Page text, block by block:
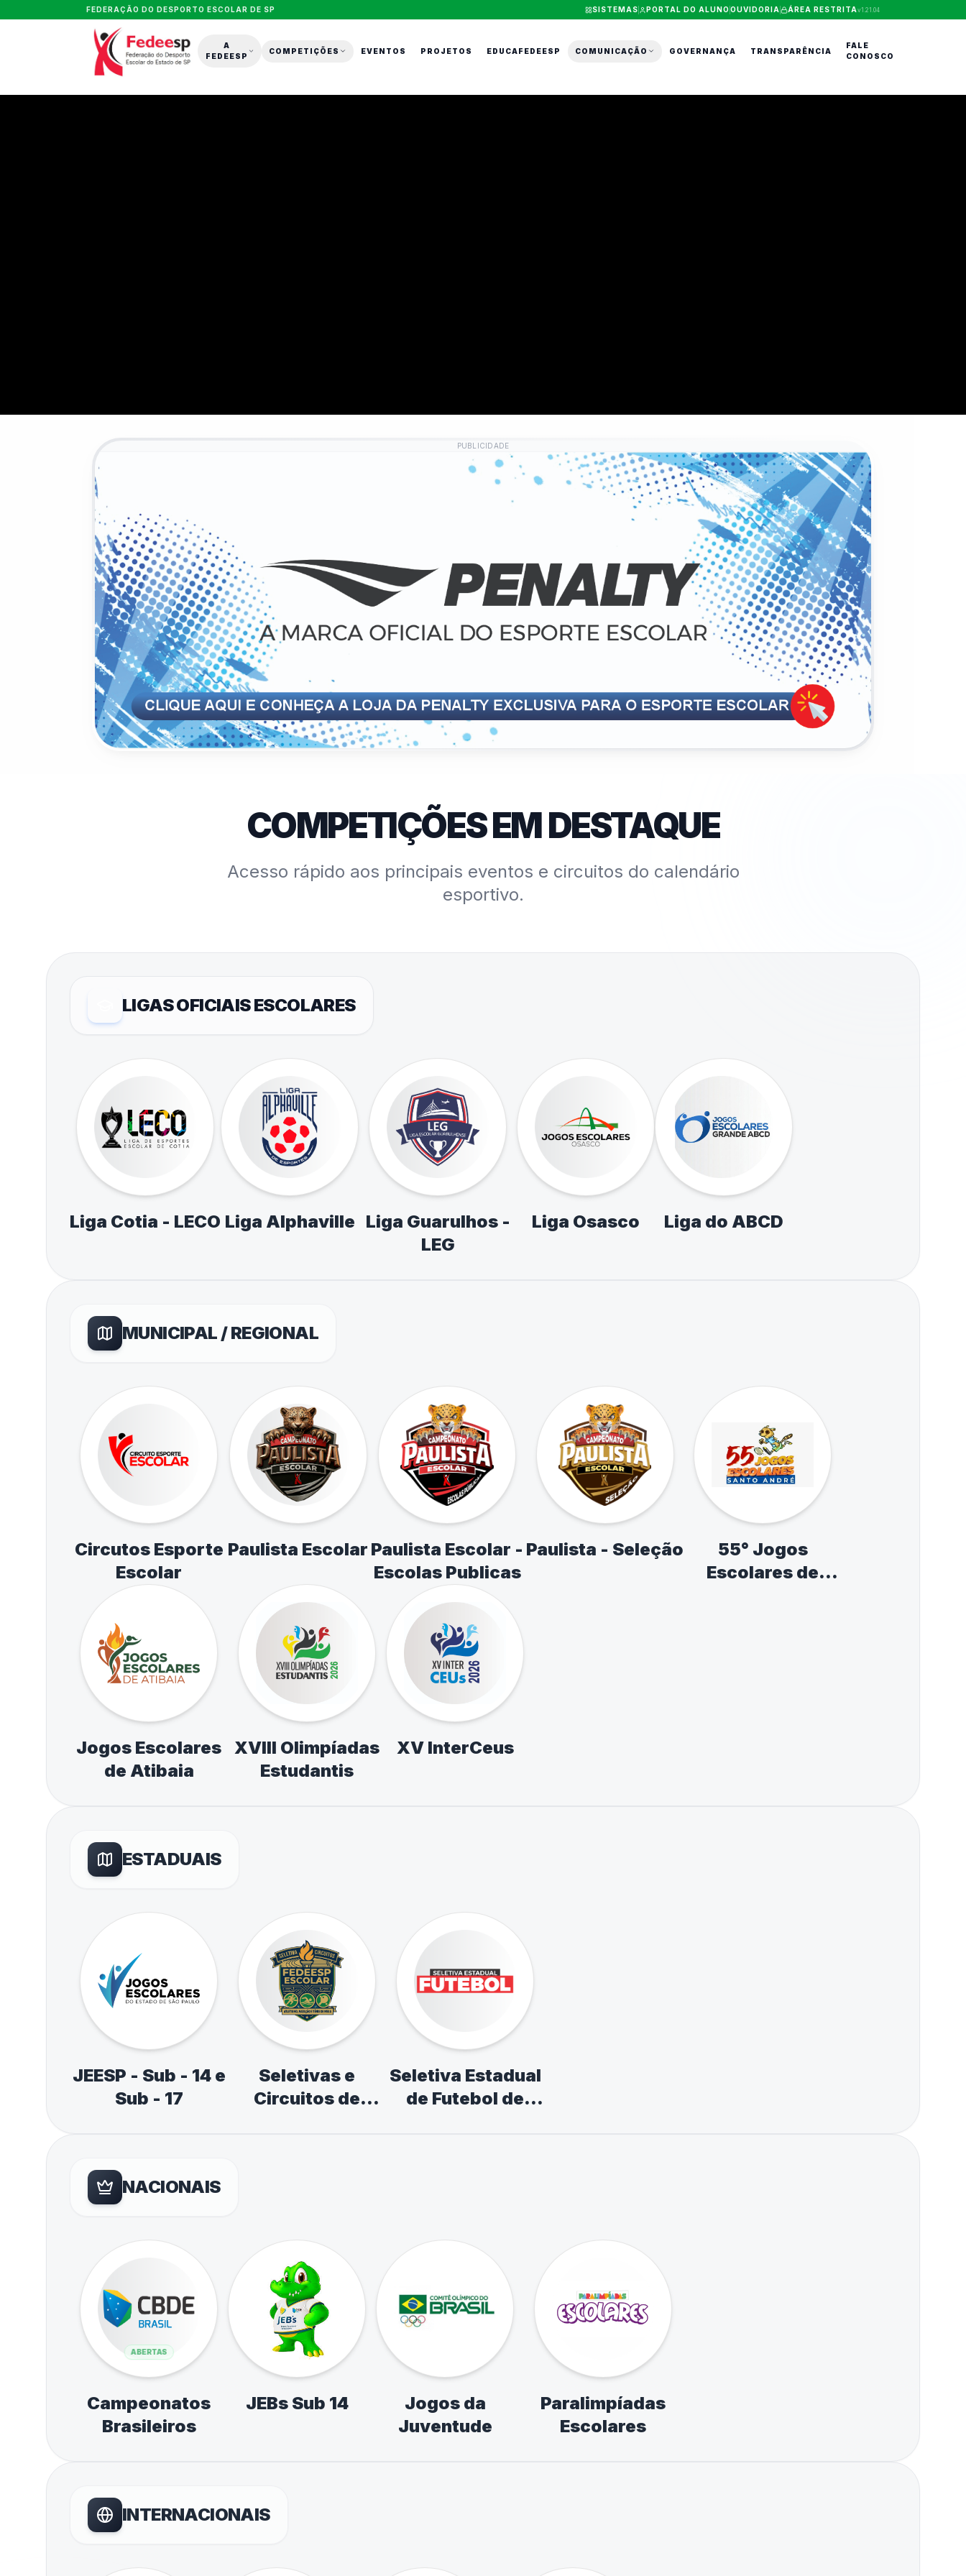
FEDERAÇÃO DO DESPORTO ESCOLAR DE SP SISTEMAS PORTAL DO ALUNOOUVIDORIA ÁREA RESTRITA v1.21.04
A
FEDEESP
COMPETIÇÕES EVENTOS PROJETOS EDUCAFEDEESP COMUNICAÇÃO GOVERNANÇA TRANSPARÊNCIA
FALE
CONOSCO
PUBLICIDADE
COMPETIÇÕES EM DESTAQUE
Acesso rápido aos principais eventos e circuitos do calendário
esportivo.
LIGAS OFICIAIS ESCOLARES
Liga Cotia - LECO Liga Alphaville Liga Guarulhos -
LEG
Liga Osasco Liga do ABCD
MUNICIPAL / REGIONAL
Circutos Esporte
Escolar
Paulista Escolar Paulista Escolar -
Escolas Publicas
Paulista - Seleção
55° Jogos
Escolares de
Jogos Escolares
de Atibaia
XVIII Olimpíadas
Estudantis
XV InterCeus
ESTADUAIS
JEESP - Sub - 14 e
Sub - 17
Seletivas e
Circuitos de
Seletiva Estadual
de Futebol de
NACIONAIS
ABERTAS
Campeonatos
Brasileiros
JEBs Sub 14
Jogos da
Juventude
Paralimpíadas
Escolares
INTERNACIONAIS